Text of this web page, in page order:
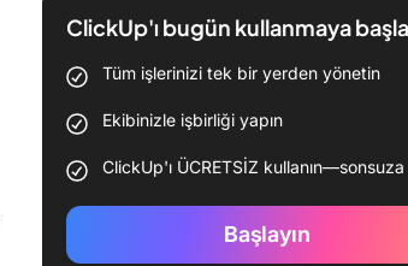
ClickUp'ı bugün kullanmaya
Tüm işlerinizi tek bir yerden yönetin
Ekibinizle işbirliği yapın
ClickUp'ı ÜCRETSİZ
Başlayın